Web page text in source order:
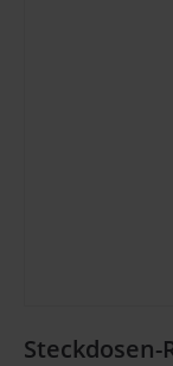
Steckdosen-